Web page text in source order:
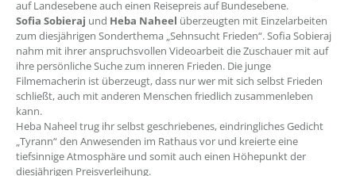
auf Landesebene auch einen Reisepreis auf Bundesebene.
Sofia Sobieraj und Heba Naheel überzeugten mit Einzelarbeiten
zum diesjährigen Sonderthema „Sehnsucht Frieden“. Sofia Sobieraj
nahm mit ihrer anspruchsvollen Videoarbeit die Zuschauer mit auf
ihre persönliche Suche zum inneren Frieden. Die junge
Filmemacherin ist überzeugt, dass nur wer mit sich selbst Frieden
schließt, auch mit anderen Menschen friedlich zusammenleben
kann.
Heba Naheel trug ihr selbst geschriebenes, eindringliches Gedicht
„Tyrann“ den Anwesenden im Rathaus vor und kreierte eine
tiefsinnige Atmosphäre und somit auch einen Höhepunkt der
diesjährigen Preisverleihung.